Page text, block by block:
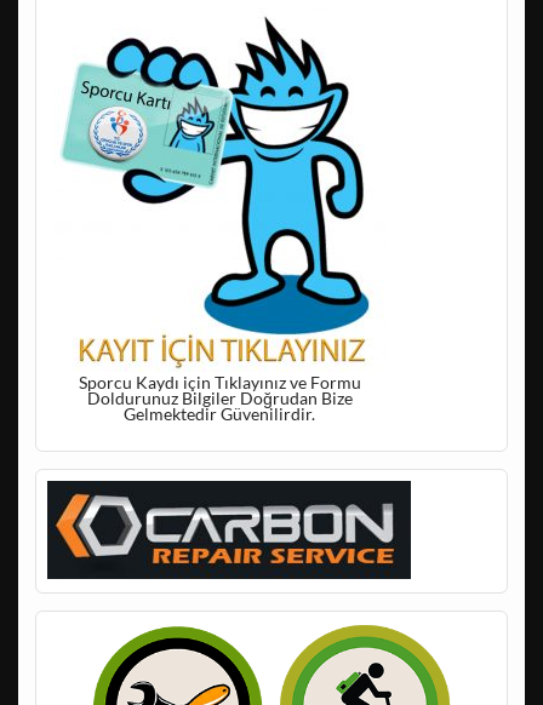
Sporcu Kaydı için Tıklayınız ve Formu
Doldurunuz Bilgiler Doğrudan Bize
Gelmektedir Güvenilirdir.